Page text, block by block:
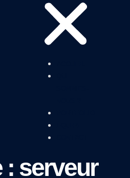
: serveur